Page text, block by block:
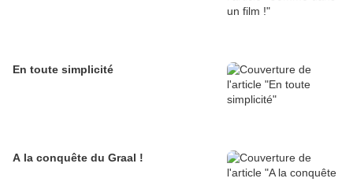
En toute simplicité
A la conquête du Graal !